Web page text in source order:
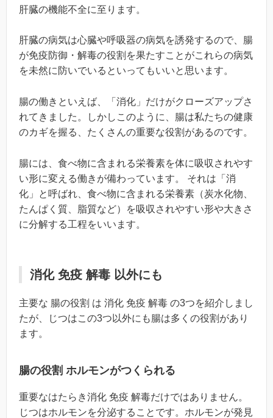
肝臓の機能不全に至ります。
肝臓の病気は心臓や呼吸器の病気を誘発するので、腸
が免疫防御・解毒の役割を果たすことがこれらの病気
を未然に防いでいるといってもいいと思います。
腸の働きといえば、「消化」だけがクローズアップさ
れてきました。しかしこのように、腸は私たちの健康
のカギを握る、たくさんの重要な役割があるのです。
腸には、食べ物に含まれる栄養素を体に吸収されやす
い形に変える働きが備わっています。 それは「消
化」と呼ばれ、食べ物に含まれる栄養素（炭水化物、
たんぱく質、脂質など）を吸収されやすい形や大きさ
に分解する工程をいいます。
消化 免疫 解毒 以外にも
主要な 腸の役割 は 消化 免疫 解毒 の3つを紹介しまし
たが、じつはこの3つ以外にも腸は多くの役割があり
ます。
腸の役割 ホルモンがつくられる
重要なはたらき消化 免疫 解毒だけではありません。
じつはホルモンを分泌することです。ホルモンが発見